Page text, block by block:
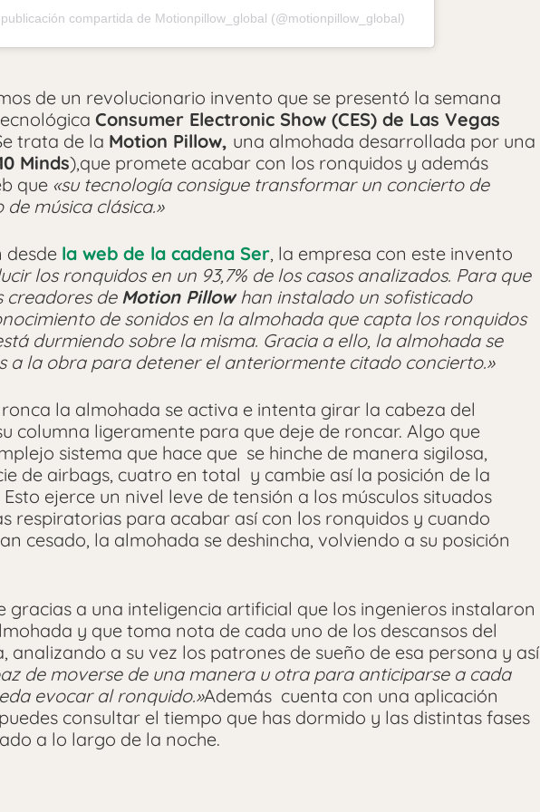
compartida de Motionpillow_global (@motionpillow_global)
de un revolucionario invento que se presentó la semana
Consumer Electronic Show (CES) de Las Vegas
trata de la Motion Pillow, una almohada desarrollada por una
Minds),que promete acabar con los ronquidos y además
que «su tecnología consigue transformar un concierto de
música clásica.»
desde la web de la cadena Ser, la empresa con este invento
los ronquidos en un 93,7% de los casos analizados. Para que
creadores de Motion Pillow han instalado un sofisticado
de sonidos en la almohada que capta los ronquidos
durmiendo sobre la misma. Gracia a ello, la almohada se
a la obra para detener el anteriormente citado concierto.»
la almohada se activa e intenta girar la cabeza del
columna ligeramente para que deje de roncar. Algo que
sistema que hace que se hinche de manera sigilosa,
de airbags, cuatro en total y cambie así la posición de la
ejerce un nivel leve de tensión a los músculos situados
respiratorias para acabar así con los ronquidos y cuando
cesado, la almohada se deshincha, volviendo a su posición
gracias a una inteligencia artificial que los ingenieros instalaron
y que toma nota de cada uno de los descansos del
analizando a su vez los patrones de sueño de esa persona y así
de moverse de una manera u otra para anticiparse a cada
evocar al ronquido.»Además cuenta con una aplicación
consultar el tiempo que has dormido y las distintas fases
a lo largo de la noche.